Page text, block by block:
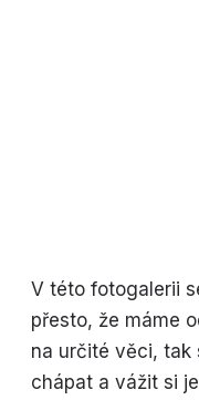
V této fotogalerii
přesto, že máme
na určité věci, tak
chápat a vážit si